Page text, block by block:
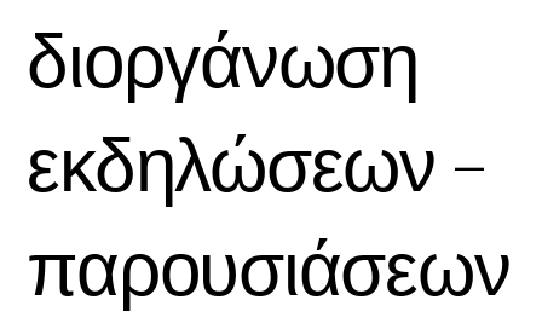
διοργάνωση
εκδηλώσεων –
παρουσιάσεων